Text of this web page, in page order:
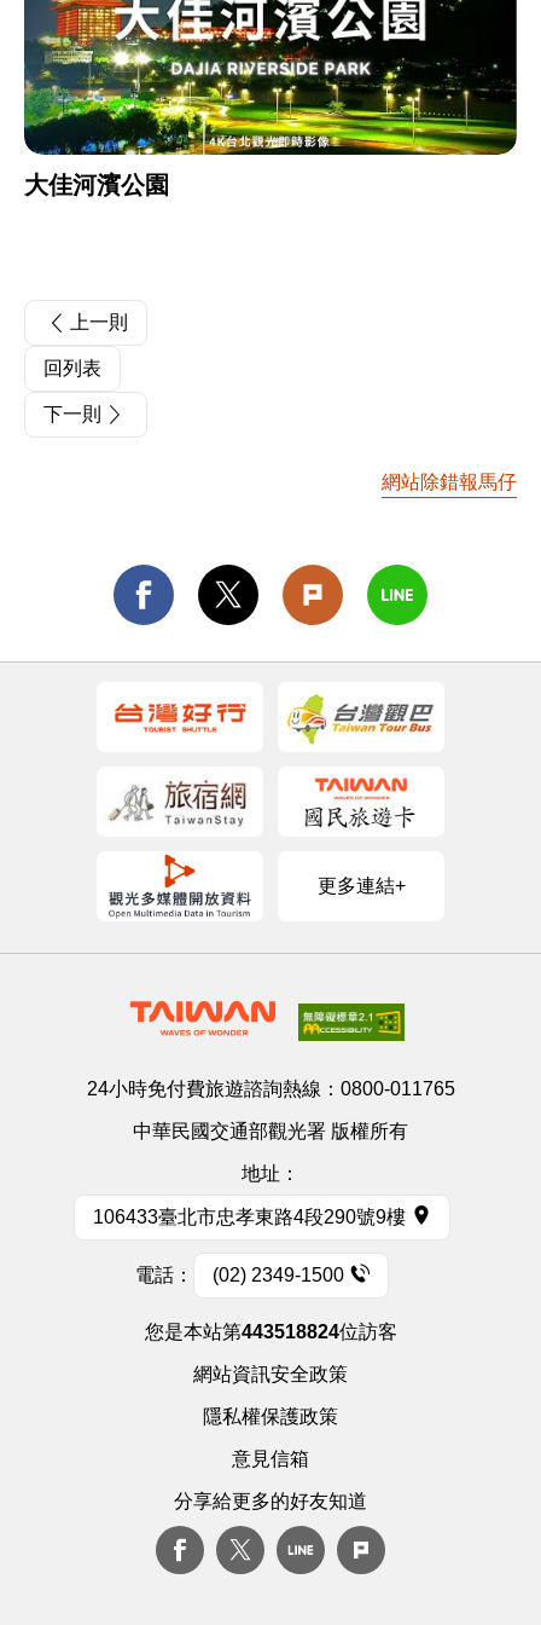
大佳河濱公園
上一則
回列表
下一則
網站除錯報馬仔
更多連結+
24小時免付費旅遊諮詢熱線： 0800-011765
中華民國交通部觀光署 版權所有
地址：
106433臺北市忠孝東路4段290號9樓
電話： (02) 2349-1500
您是本站第443518824位訪客
網站資訊安全政策
隱私權保護政策
意見信箱
分享給更多的好友知道